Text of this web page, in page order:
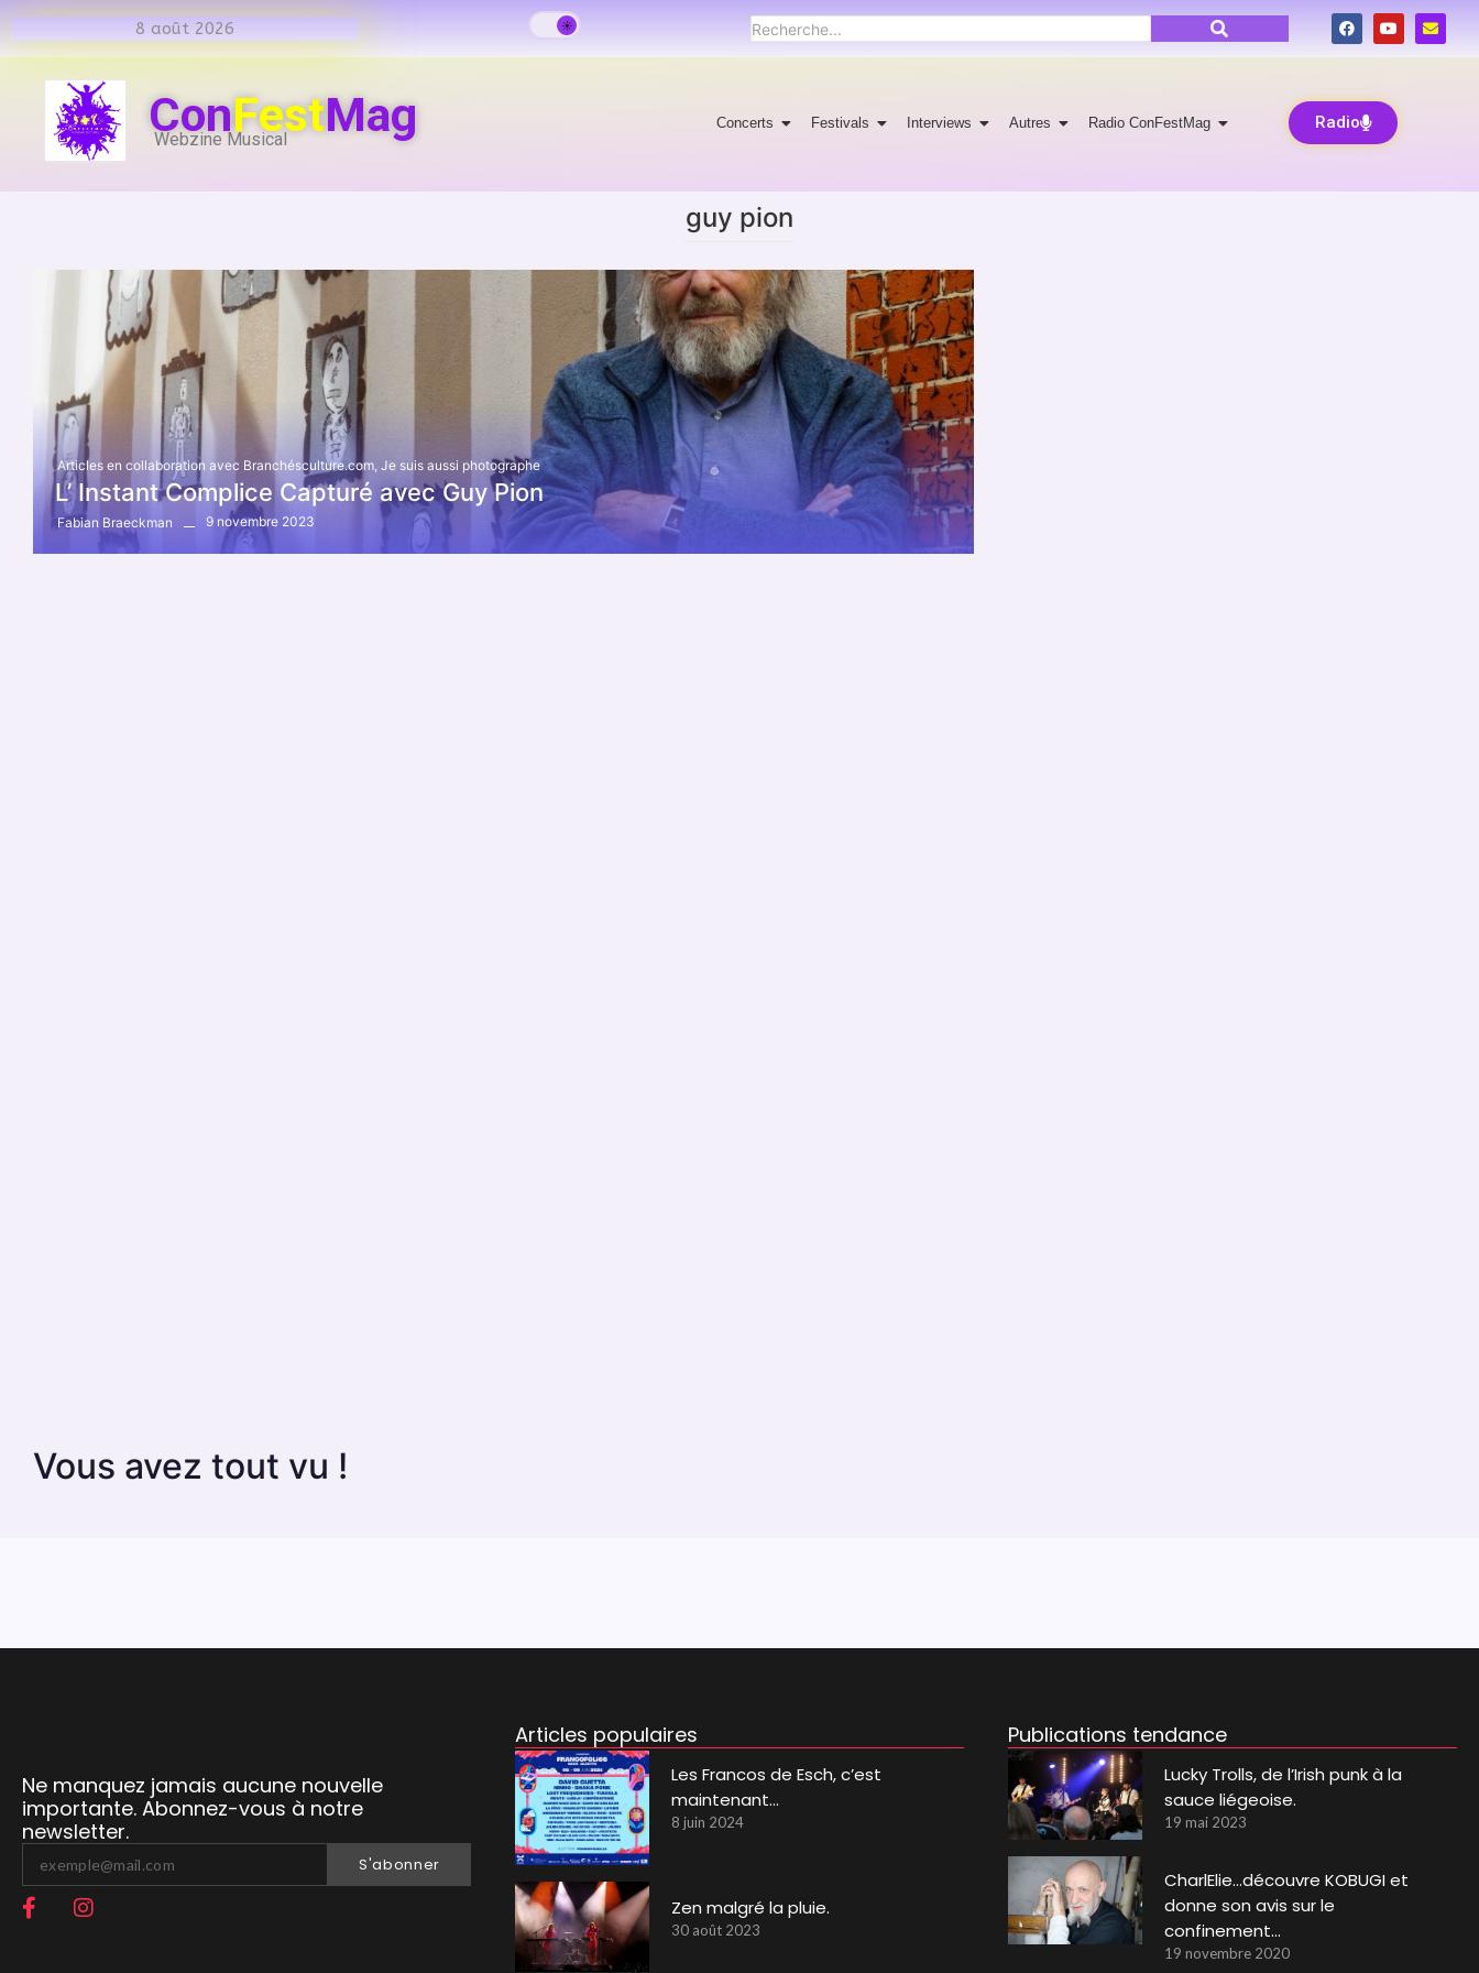
8 août 2026
ConFestMag
Webzine Musical
Concerts Festivals Interviews Autres Radio ConFestMag Radio
guy pion
Articles en collaboration avec Branchésculture.com Je suis aussi photographe
L’ Instant Complice Capturé avec Guy Pion
Fabian Braeckman 9 novembre 2023
Vous avez tout vu !
Ne manquez jamais aucune nouvelle
importante. Abonnez-vous à notre
newsletter.
S'abonner
Articles populaires
Les Francos de Esch, c’est
maintenant…
8 juin 2024
Zen malgré la pluie.
30 août 2023
Publications tendance
Lucky Trolls, de l’Irish punk à la
sauce liégeoise.
19 mai 2023
CharlElie…découvre KOBUGI et
donne son avis sur le
confinement…
19 novembre 2020